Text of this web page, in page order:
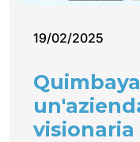
19/02/2025